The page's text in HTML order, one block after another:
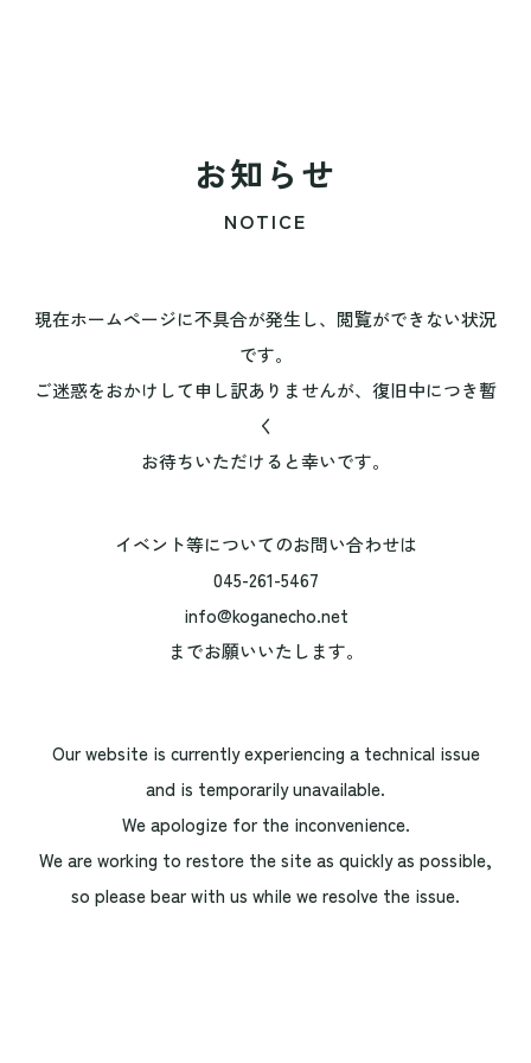
お知らせ
NOTICE
現在ホームページに不具合が発生し、閲覧ができない状況
です。
ご迷惑をおかけして申し訳ありませんが、復旧中につき暫
く
お待ちいただけると幸いです。
イベント等についてのお問い合わせは
045-261-5467
info@koganecho.net
までお願いいたします。
Our website is currently experiencing a technical issue
and is temporarily unavailable.
We apologize for the inconvenience.
We are working to restore the site as quickly as possible,
so please bear with us while we resolve the issue.